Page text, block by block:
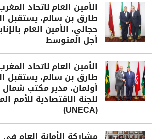
الأمين العام لاتحاد
طارق بن سالم، يستقبل
حجالي، الأمين العام
أجل المتوسط
الأمين العام لاتحاد
طارق بن سالم، يستقبل
أولمان، مدير مكتب شمال
للجنة الاقتصادية للأمم
(UNECA)